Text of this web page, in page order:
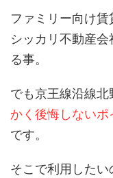
ファミリー向け賃
シッカリ不動産
る事。
でも京王線沿線北
かく後悔しない
です。
そこで利用したい